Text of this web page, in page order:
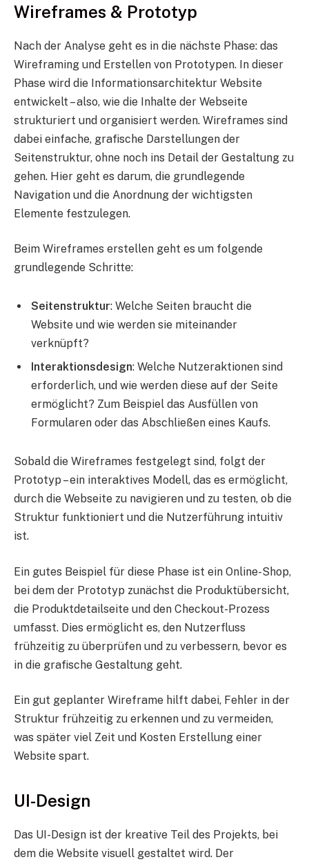
Wireframes & Prototyp
Nach der Analyse geht es in die nächste Phase: das
Wireframing und Erstellen von Prototypen. In dieser
Phase wird die Informationsarchitektur Website
entwickelt – also, wie die Inhalte der Webseite
strukturiert und organisiert werden. Wireframes sind
dabei einfache, grafische Darstellungen der
Seitenstruktur, ohne noch ins Detail der Gestaltung zu
gehen. Hier geht es darum, die grundlegende
Navigation und die Anordnung der wichtigsten
Elemente festzulegen.
Beim Wireframes erstellen geht es um folgende
grundlegende Schritte:
Seitenstruktur: Welche Seiten braucht die
Website und wie werden sie miteinander
verknüpft?
Interaktionsdesign: Welche Nutzeraktionen sind
erforderlich, und wie werden diese auf der Seite
ermöglicht? Zum Beispiel das Ausfüllen von
Formularen oder das Abschließen eines Kaufs.
Sobald die Wireframes festgelegt sind, folgt der
Prototyp – ein interaktives Modell, das es ermöglicht,
durch die Webseite zu navigieren und zu testen, ob die
Struktur funktioniert und die Nutzerführung intuitiv
ist.
Ein gutes Beispiel für diese Phase ist ein Online-Shop,
bei dem der Prototyp zunächst die Produktübersicht,
die Produktdetailseite und den Checkout-Prozess
umfasst. Dies ermöglicht es, den Nutzerfluss
frühzeitig zu überprüfen und zu verbessern, bevor es
in die grafische Gestaltung geht.
Ein gut geplanter Wireframe hilft dabei, Fehler in der
Struktur frühzeitig zu erkennen und zu vermeiden,
was später viel Zeit und Kosten Erstellung einer
Website spart.
UI-Design
Das UI-Design ist der kreative Teil des Projekts, bei
dem die Website visuell gestaltet wird. Der